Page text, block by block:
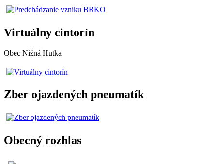
Virtuálny cintorín
Obec Nižná Hutka
Zber ojazdených pneumatík
Obecný rozhlas